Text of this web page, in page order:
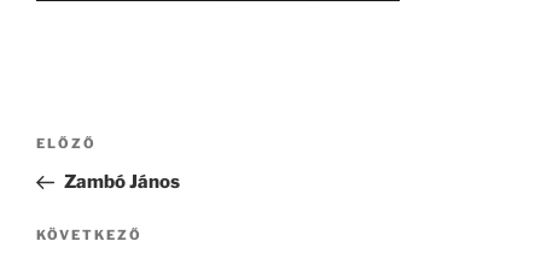
Bejegyzés
Korábbi
bejegyzés
ELŐZŐ
Zambó János
Következő
KÖVETKEZŐ